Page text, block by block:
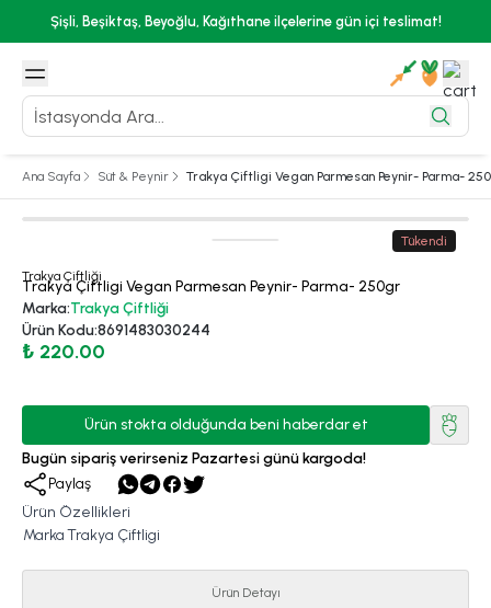
Şişli, Beşiktaş, Beyoğlu, Kağıthane ilçelerine gün içi teslimat!
Ana Sayfa Süt & Peynir Trakya Çiftligi Vegan Parmesan Peynir- Parma-
Tükendi
Trakya Çiftliği
Trakya Çiftligi Vegan Parmesan Peynir- Parma- 250gr
Marka:Trakya Çiftliği
Ürün Kodu:8691483030244
₺ 220.00
Ürün stokta olduğunda beni haberdar et
Bugün sipariş verirseniz Pazartesi günü kargoda!
Paylaş
Ürün Özellikleri
MarkaTrakya Çiftligi
Ürün Detayı